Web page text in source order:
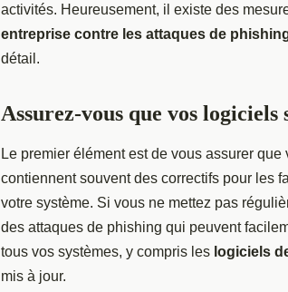
activités. Heureusement, il existe des
entreprise contre les attaques de
détail.
Assurez-vous que vos
Le premier élément est de vous assurer que
contiennent souvent des correctifs pour les
votre système. Si vous ne mettez pas
des attaques de phishing qui peuvent
tous vos systèmes, y compris les logiciels
mis à jour.